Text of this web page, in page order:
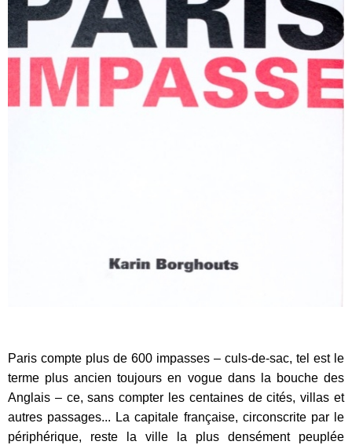
Paris compte plus de 600 impasses – culs-de-sac, tel est le
terme plus ancien toujours en vogue dans la bouche des
Anglais – ce, sans compter les centaines de cités, villas et
autres passages... La capitale française, circonscrite par le
périphérique, reste la ville la plus densément peuplée